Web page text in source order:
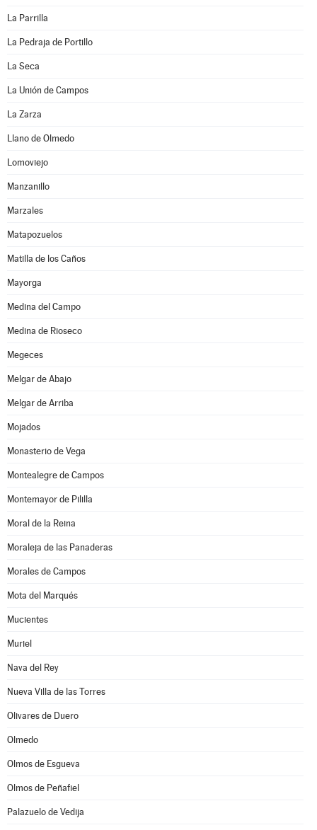
La Parrilla
La Pedraja de Portillo
La Seca
La Unión de Campos
La Zarza
Llano de Olmedo
Lomoviejo
Manzanillo
Marzales
Matapozuelos
Matilla de los Caños
Mayorga
Medina del Campo
Medina de Rioseco
Megeces
Melgar de Abajo
Melgar de Arriba
Mojados
Monasterio de Vega
Montealegre de Campos
Montemayor de Pililla
Moral de la Reina
Moraleja de las Panaderas
Morales de Campos
Mota del Marqués
Mucientes
Muriel
Nava del Rey
Nueva Villa de las Torres
Olivares de Duero
Olmedo
Olmos de Esgueva
Olmos de Peñafiel
Palazuelo de Vedija